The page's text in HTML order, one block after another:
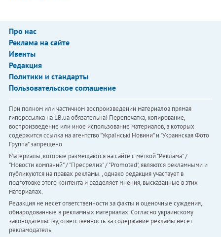
Про нас
Реклама на сайте
Ивенты
Редакция
Политики и стандарты
Пользовательское соглашение
При полном или частичном воспроизведении материалов прямая
гиперссылка на LB.ua обязательна! Перепечатка, копирование,
воспроизведение или иное использование материалов, в которых
содержится ссылка на агентство "Українськi Новини" и "Украинская Фото
Группа" запрещено.
Материалы, которые размещаются на сайте с меткой "Реклама" /
"Новости компаний" / "Пресрелиз" / "Promoted", являются рекламными и
публикуются на правах рекламы. , однако редакция участвует в
подготовке этого контента и разделяет мнения, высказанные в этих
материалах.
Редакция не несет ответственности за факты и оценочные суждения,
обнародованные в рекламных материалах. Согласно украинскому
законодательству, ответственность за содержание рекламы несет
рекламодатель.